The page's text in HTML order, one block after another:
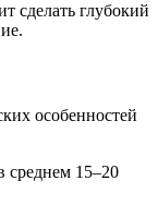
сделать глубокий
особенностей
среднем 15–20